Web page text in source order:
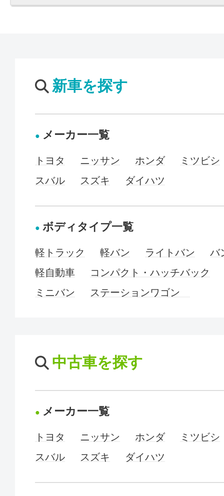
新車を探す
メーカー一覧
トヨタ ニッサン ホンダ
ミツビシ
スバル
スズキ ダイハツ
ボディタイプ一覧
軽トラック 軽バン ライトバン
バ
軽自動車
コンパクト・ハッチバック
ミニバン
ステーションワゴン
中古車を探す
メーカー一覧
トヨタ ニッサン ホンダ
ミツビシ
スバル
スズキ ダイハツ